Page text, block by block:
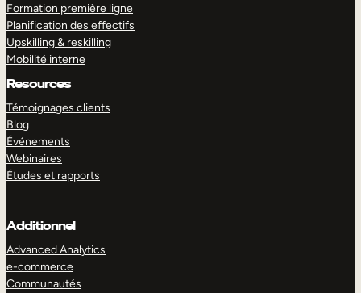
Formation première ligne
Planification des effectifs
Upskilling & reskilling
Mobilité interne
Resources
Témoignages clients
Blog
Événements
Webinaires
Études et rapports
Additionnel
Advanced Analytics
e-commerce
Communautés